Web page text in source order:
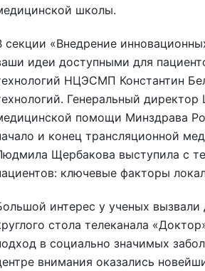
школы.
секции «Внедрение
идеи доступными для
НЦЭСМП Константин
Генеральный директор
помощи Минздрава
и конец трансляционной
Щербакова выступила с
ключевые факторы
интерес у ученых
стола телеканала
в социально значимых
внимания оказались